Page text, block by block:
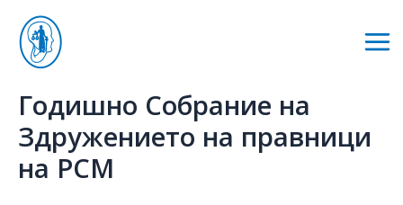
content
Годишно Собрание на
Здружението на правници
на РСМ